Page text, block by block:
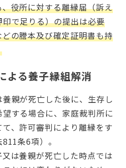
役所に対する離縁届（訴え
で足りる）の提出は必要
の謄本及び確定証明書も持
よる養子縁組解消
親が死亡した後に、生存し
する場合に、家庭裁判所に
、許可審判により離縁をす
条6項）。
は養親が死亡した時点では